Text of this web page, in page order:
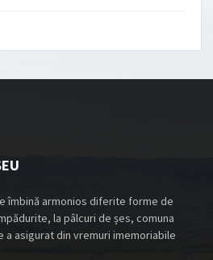
îmbină armonios diferite forme de
la pâlcuri de șes, comuna
a asigurat din vremuri imemoriabile